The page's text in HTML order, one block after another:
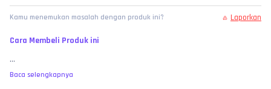
Kamu menemukan masalah dengan produk ini? Laporkan
Cara Membeli Produk ini
...
Baca selengkapnya